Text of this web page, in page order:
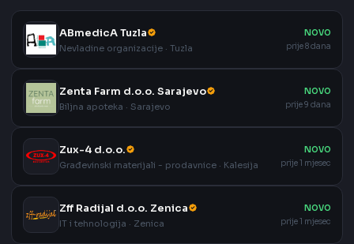
ABmedicA Tuzla
Nevladine organizacije · Tuzla
NOVO
prije 8 dana
Zenta Farm d.o.o. Sarajevo
Biljna apoteka · Sarajevo
NOVO
prije 9 dana
Zux-4 d.o.o.
Građevinski materijali - prodavnice · Kalesija
NOVO
prije 1 mjesec
Zff Radijal d.o.o. Zenica
IT i tehnologija · Zenica
NOVO
prije 1 mjesec